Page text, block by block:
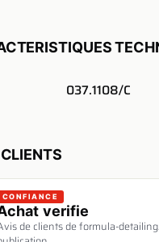
037.1108/C
CONFIANCE
verifie
de clients de formula-